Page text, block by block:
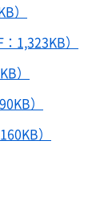
）
1,323KB）
）
）
）